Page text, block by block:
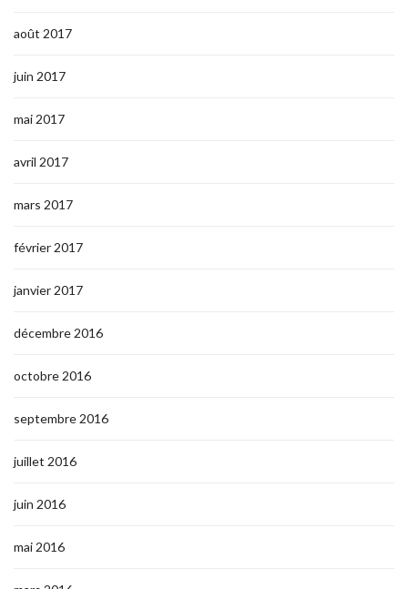
août 2017
juin 2017
mai 2017
avril 2017
mars 2017
février 2017
janvier 2017
décembre 2016
octobre 2016
septembre 2016
juillet 2016
juin 2016
mai 2016